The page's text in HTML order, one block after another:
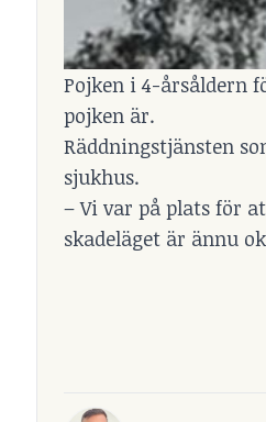
Pojken i 4-årsåldern
pojken är.
Räddningstjänsten
sjukhus.
– Vi var på plats för
skadeläget är ännu